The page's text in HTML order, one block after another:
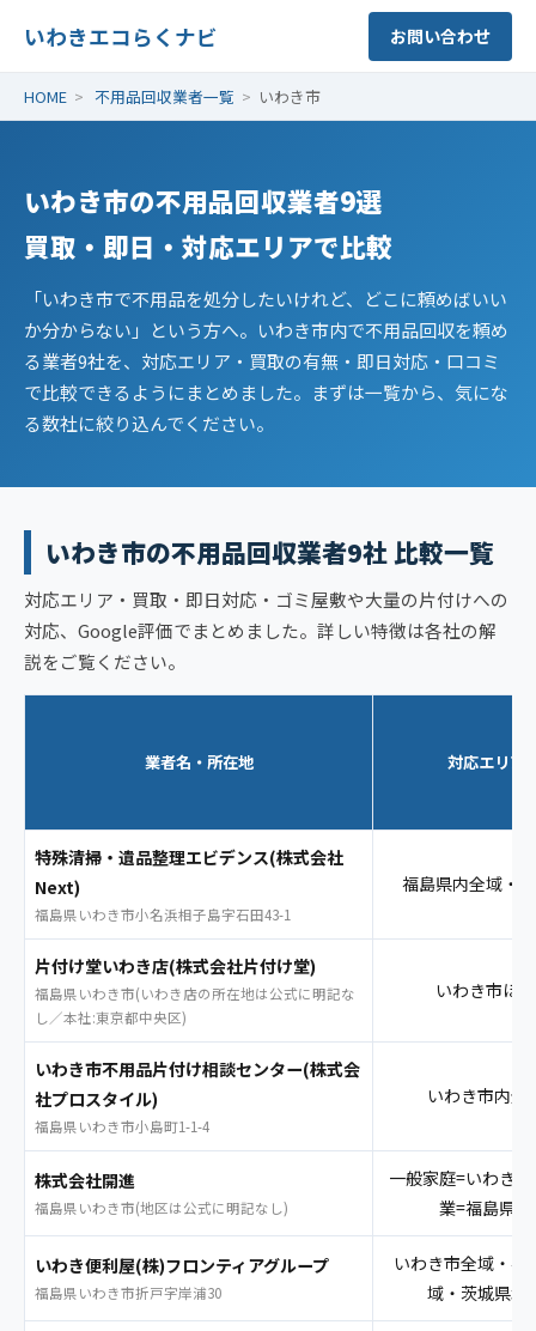
いわきエコらくナビ お問い合わせ
HOME > 不用品回収業者一覧 > いわき市
いわき市の不用品回収業者9選
買取・即日・対応エリアで比較
「いわき市で不用品を処分したいけれど、どこに頼めばいい
か分からない」という方へ。いわき市内で不用品回収を頼め
る業者9社を、対応エリア・買取の有無・即日対応・口コミ
で比較できるようにまとめました。まずは一覧から、気にな
る数社に絞り込んでください。
いわき市の不用品回収業者9社 比較一覧
対応エリア・買取・即日対応・ゴミ屋敷や大量の片付けへの
対応、Google評価でまとめました。詳しい特徴は各社の解
説をご覧ください。
業者名・所在地 対応エリア
特殊清掃・遺品整理エビデンス(株式会社
Next)
福島県いわき市小名浜相子島字石田43-1
福島県内全域・
片付け堂いわき店(株式会社片付け堂)
福島県いわき市(いわき店の所在地は公式に明記な
し／本社:東京都中央区)
いわき市ほか
いわき市不用品片付け相談センター(株式会
社プロスタイル)
福島県いわき市小島町1-1-4
いわき市内全
株式会社開進
福島県いわき市(地区は公式に明記なし)
一般家庭=いわき
業=福島県内
いわき便利屋(株)フロンティアグループ
福島県いわき市折戸字岸浦30
いわき市全域・福
域・茨城県北